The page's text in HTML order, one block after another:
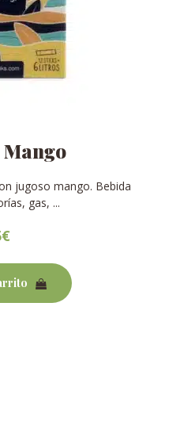
Mango
jugoso mango. Bebida
gas, ...
€